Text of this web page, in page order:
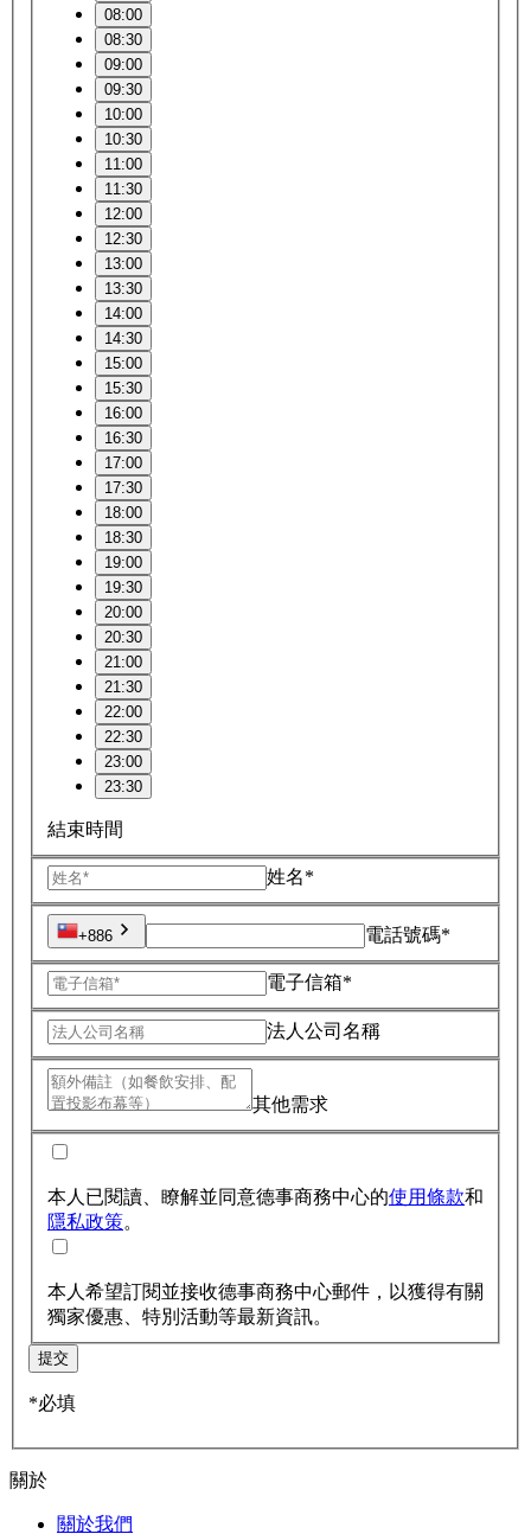
08:00
08:30
09:00
09:30
10:00
10:30
11:00
11:30
12:00
12:30
13:00
13:30
14:00
14:30
15:00
15:30
16:00
16:30
17:00
17:30
18:00
18:30
19:00
19:30
20:00
20:30
21:00
21:30
22:00
22:30
23:00
23:30
結束時間
姓名*
+886 電話號碼*
電子信箱*
法人公司名稱
其他需求
本人已閱讀、瞭解並同意德事商務中心的使用條款和
隱私政策。
本人希望訂閱並接收德事商務中心郵件，以獲得有關
獨家優惠、特別活動等最新資訊。
提交
*必填
關於
關於我們